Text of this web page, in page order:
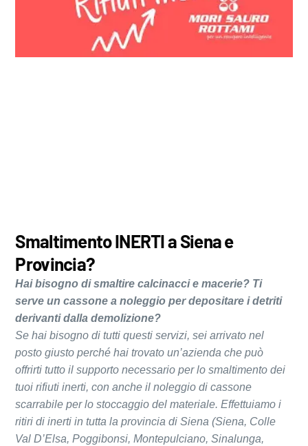
Smaltimento INERTI a Siena e
Provincia?
Hai bisogno di smaltire calcinacci e macerie? Ti
serve un cassone a noleggio per depositare i detriti
derivanti dalla demolizione?
Se hai bisogno di tutti questi servizi, sei arrivato nel
posto giusto perché hai trovato un’azienda che può
offrirti tutto il supporto necessario per lo smaltimento dei
tuoi rifiuti inerti, con anche il noleggio di cassone
scarrabile per lo stoccaggio del materiale. Effettuiamo i
ritiri di inerti in tutta la provincia di Siena (Siena, Colle
Val D’Elsa, Poggibonsi, Montepulciano, Sinalunga,